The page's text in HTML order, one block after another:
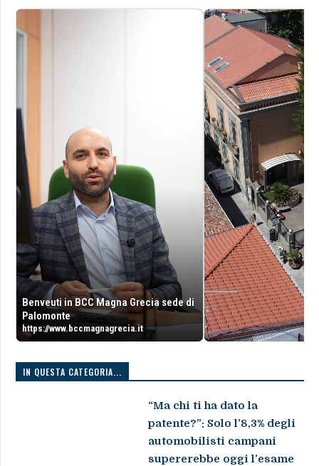
Benveuti in BCC Magna Grecia sede di
Palomonte
https://www.bccmagnagrecia.it
IN QUESTA CATEGORIA...
“Ma chi ti ha dato la
patente?”: Solo l’8,3% degli
automobilisti campani
supererebbe oggi l’esame